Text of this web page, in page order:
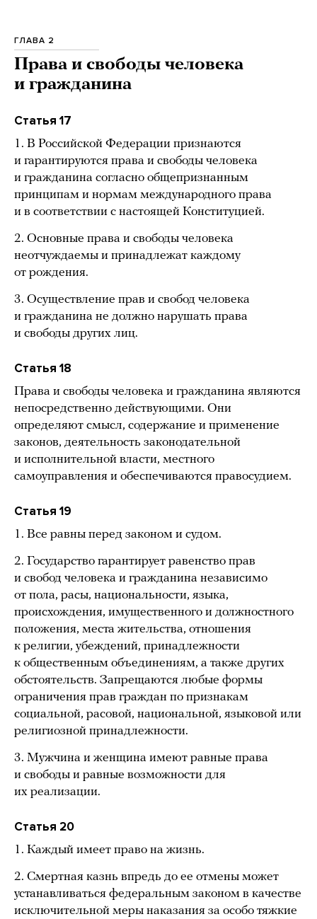
ГЛАВА 2
Права и свободы человека
и гражданина
Статья 17
1. В Российской Федерации признаются
и гарантируются права и свободы человека
и гражданина согласно общепризнанным
принципам и нормам международного права
и в соответствии с настоящей Конституцией.
2. Основные права и свободы человека
неотчуждаемы и принадлежат каждому
от рождения.
3. Осуществление прав и свобод человека
и гражданина не должно нарушать права
и свободы других лиц.
Статья 18
Права и свободы человека и гражданина являются
непосредственно действующими. Они
определяют смысл, содержание и применение
законов, деятельность законодательной
и исполнительной власти, местного
самоуправления и обеспечиваются правосудием.
Статья 19
1. Все равны перед законом и судом.
2. Государство гарантирует равенство прав
и свобод человека и гражданина независимо
от пола, расы, национальности, языка,
происхождения, имущественного и должностного
положения, места жительства, отношения
к религии, убеждений, принадлежности
к общественным объединениям, а также других
обстоятельств. Запрещаются любые формы
ограничения прав граждан по признакам
социальной, расовой, национальной, языковой или
религиозной принадлежности.
3. Мужчина и женщина имеют равные права
и свободы и равные возможности для
их реализации.
Статья 20
1. Каждый имеет право на жизнь.
2. Смертная казнь впредь до ее отмены может
устанавливаться федеральным законом в качестве
исключительной меры наказания за особо тяжкие